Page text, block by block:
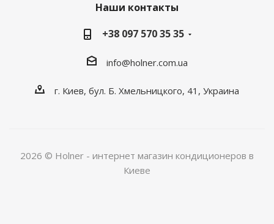
Наши контакты
+38 097 570 35 35
info@holner.com.ua
г. Киев, бул. Б. Хмельницкого, 41, Украина
2026 © Holner - интернет магазин кондиционеров в
Киеве